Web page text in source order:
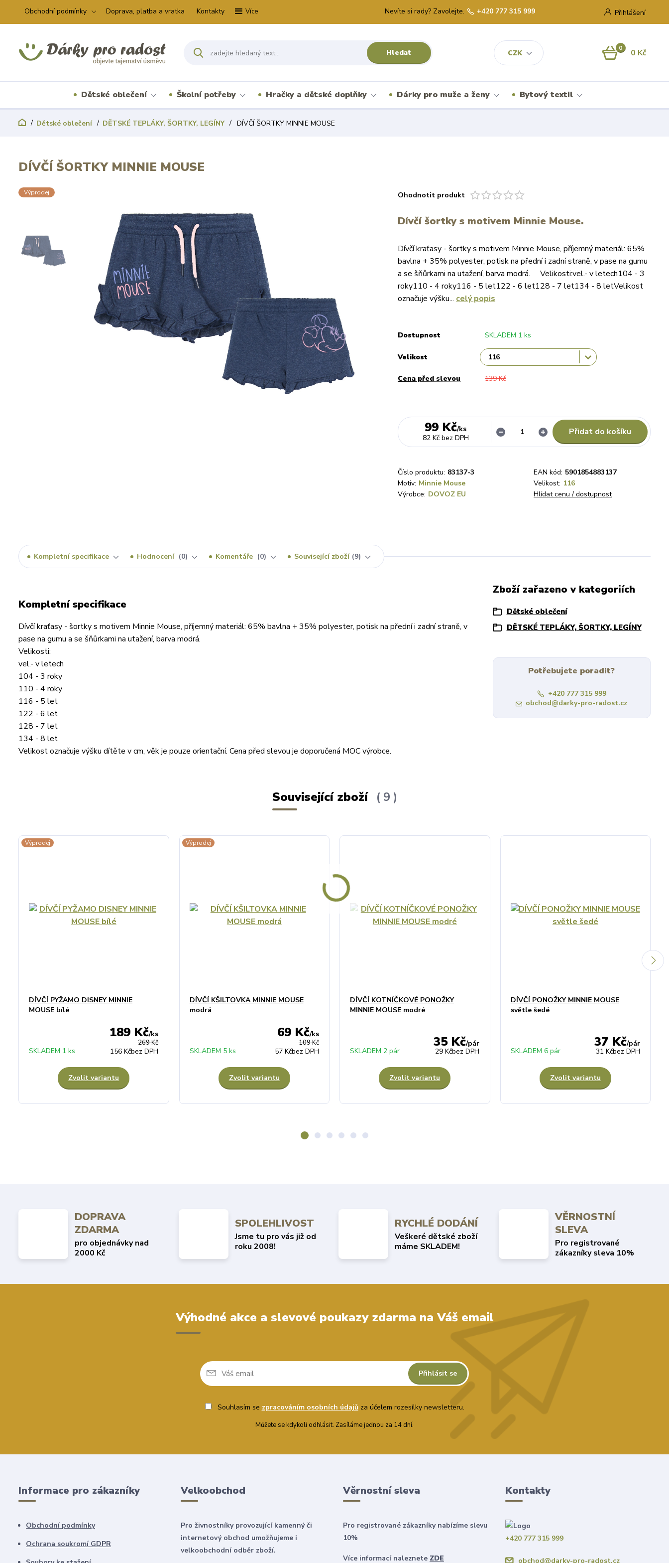
Obchodní podmínky Doprava, platba a vratka Kontakty Více
CZK
Přihlášení
Hledat
Nevíte si rady? Zavolejte. +420 777 315 999
0 0 Kč
Dětské oblečení Školní potřeby Hračky a dětské doplňky Dárky pro muže a ženy Bytový textil
Dětské oblečení DĚTSKÉ TEPLÁKY, ŠORTKY, LEGÍNY DÍVČÍ ŠORTKY MINNIE MOUSE
DÍVČÍ ŠORTKY MINNIE MOUSE
Výprodej Ohodnotit produkt
Dívčí šortky s motivem Minnie Mouse.
Dívčí kraťasy - šortky s motivem Minnie Mouse, příjemný materiál: 65%
bavlna + 35% polyester, potisk na přední i zadní straně, v pase na gumu
a se šňůrkami na utažení, barva modrá. Velikosti:vel.- v letech104 - 3
roky110 - 4 roky116 - 5 let122 - 6 let128 - 7 let134 - 8 letVelikost
označuje výšku... celý popis
Dostupnost SKLADEM 1 ks
Velikost
Cena před slevou 139 Kč
99 Kč/ks
82 Kč bez DPH
Přidat do košíku
Číslo produktu: 83137-3 EAN kód: 5901854883137
Motiv: Minnie Mouse Velikost: 116
Výrobce: DOVOZ EU Hlídat cenu / dostupnost
Kompletní specifikace Hodnocení 0 Komentáře 0 Související zboží 9
Kompletní specifikace
Dívčí kraťasy - šortky s motivem Minnie Mouse, příjemný materiál: 65% bavlna + 35% polyester, potisk na přední i zadní straně, v
pase na gumu a se šňůrkami na utažení, barva modrá.
Velikosti:
vel.- v letech
104 - 3 roky
110 - 4 roky
116 - 5 let
122 - 6 let
128 - 7 let
134 - 8 let
Velikost označuje výšku dítěte v cm, věk je pouze orientační. Cena před slevou je doporučená MOC výrobce.
Zboží zařazeno v kategoriích
Dětské oblečení
DĚTSKÉ TEPLÁKY, ŠORTKY, LEGÍNY
Potřebujete poradit?
+420 777 315 999
obchod@darky-pro-radost.cz
Související zboží 9
Výprodej
DÍVČÍ PYŽAMO DISNEY MINNIE
MOUSE bílé
269 Kč
189 Kč/ks
156 Kčbez DPH
SKLADEM 1 ks
Zvolit variantu
Výprodej
DÍVČÍ KŠILTOVKA MINNIE MOUSE
modrá
109 Kč
69 Kč/ks
57 Kčbez DPH
SKLADEM 5 ks
Zvolit variantu
DÍVČÍ KOTNÍČKOVÉ PONOŽKY
MINNIE MOUSE modré
35 Kč/pár
29 Kčbez DPH
SKLADEM 2 pár
Zvolit variantu
DÍVČÍ PONOŽKY MINNIE MOUSE
světle šedé
37 Kč/pár
31 Kčbez DPH
SKLADEM 6 pár
Zvolit variantu
DOPRAVA
ZDARMA
pro objednávky nad
2000 Kč
SPOLEHLIVOST
Jsme tu pro vás již od
roku 2008!
RYCHLÉ DODÁNÍ
Veškeré dětské zboží
máme SKLADEM!
VĚRNOSTNÍ
SLEVA
Pro registrované
zákazníky sleva 10%
Výhodné akce a slevové poukazy zdarma na Váš email
Přihlásit se
Souhlasím se zpracováním osobních údajůza účelem rozesílky newsletteru.
Můžete se kdykoli odhlásit. Zasíláme jednou za 14 dní.
Informace pro zákazníky
Obchodní podmínky
Ochrana soukromí GDPR
Velkoobchod
Pro živnostníky provozující kamenný či
internetový obchod umožňujeme i
velkoobchodní odběr zboží.
Věrnostní sleva
Pro registrované zákazníky nabízíme slevu
10%
Více informací naleznete ZDE
Kontakty
+420 777 315 999
obchod@darky-pro-radost.cz